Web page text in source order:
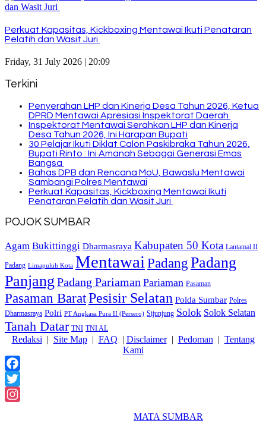
Perkuat Kapasitas, Kickboxing Mentawai Ikuti Penataran
Pelatih dan Wasit Juri
Friday, 31 July 2026 | 20:09
Terkini
Penyerahan LHP dan Kinerja Desa Tahun 2026, Ketua
DPRD Mentawai Apresiasi Inspektorat Daerah
Inspektorat Mentawai Serahkan LHP dan Kinerja
Desa Tahun 2026, Ini Harapan Bupati
30 Pelajar Ikuti Diklat Calon Paskibraka Tahun 2026,
Bupati Rinto : Ini Amanah Sebagai Generasi Emas
Bangsa
Bahas DPB dan Rencana MoU, Bawaslu Mentawai
Sambangi Polres Mentawai
Perkuat Kapasitas, Kickboxing Mentawai Ikuti
Penataran Pelatih dan Wasit Juri
POJOK SUMBAR
Agam Bukittinggi Dharmasraya Kabupaten 50 Kota Lantamal II
Padang Limapuluh Kota Mentawai PadangPadang
Panjang Padang Pariaman Pariaman Pasaman
Pasaman BaratPesisir Selatan Polda Sumbar Polres
Dharmasraya Polri PT Angkasa Pura II (Persero) Sijunjung Solok Solok Selatan
Tanah Datar TNI TNI AL
Redaksi | Site Map| FAQ | Disclaimer| Pedoman | Tentang
Kami
Facebook
Twitter
MATA SUMBAR